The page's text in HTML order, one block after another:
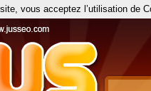
vous acceptez l’utilisation de